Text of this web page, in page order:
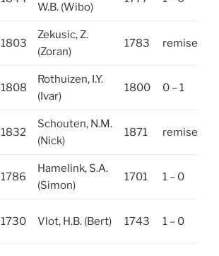
W.B. (Wibo)
1803
Zekusic, Z.
(Zoran)
1783 remise
1808
Rothuizen, I.Y.
(Ivar)
1800 0 – 1
1832
Schouten, N.M.
(Nick)
1871 remise
1786
Hamelink, S.A.
(Simon)
1701 1 – 0
1730 Vlot, H.B. (Bert) 1743 1 – 0